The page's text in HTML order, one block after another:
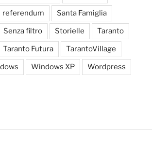
referendum Santa Famiglia
Senza filtro Storielle Taranto
Taranto Futura TarantoVillage
Windows XP Wordpress